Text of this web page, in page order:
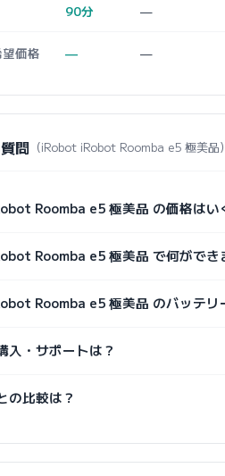
90分 —
価格 — —
問 （iRobot iRobot Roomba e5 極美品）
Roomba e5 極美品 の価格はい
Roomba e5 極美品 で何ができ
Roomba e5 極美品 のバッテリ
入・サポートは？
の比較は？